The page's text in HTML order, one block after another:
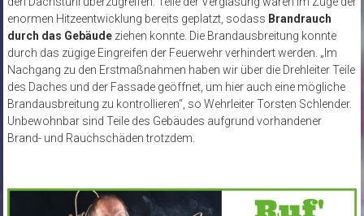
enormen Hitzeentwicklung bereits geplatzt, sodass Brandrauch
durch das Gebäudeziehen konnte. Die Brandausbreitung konnte
durch das zügige Eingreifen der Feuerwehr verhindert werden. „Im
Nachgang zu den Erstmaßnahmen haben wir über die Drehleiter Teile
des Daches und der Fassade geöffnet, um hier auch eine mögliche
Brandausbreitung zu kontrollieren“, so Wehrleiter Torsten Schlender.
Unbewohnbar sind Teile des Gebäudes aufgrund vorhandener
Brand- und Rauchschäden trotzdem.